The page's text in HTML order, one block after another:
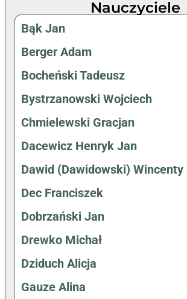
Nauczyciele
Bąk Jan
Berger Adam
Bocheński Tadeusz
Bystrzanowski Wojciech
Chmielewski Gracjan
Dacewicz Henryk Jan
Dawid (Dawidowski) Wincenty
Dec Franciszek
Dobrzański Jan
Drewko Michał
Dziduch Alicja
Gauze Alina